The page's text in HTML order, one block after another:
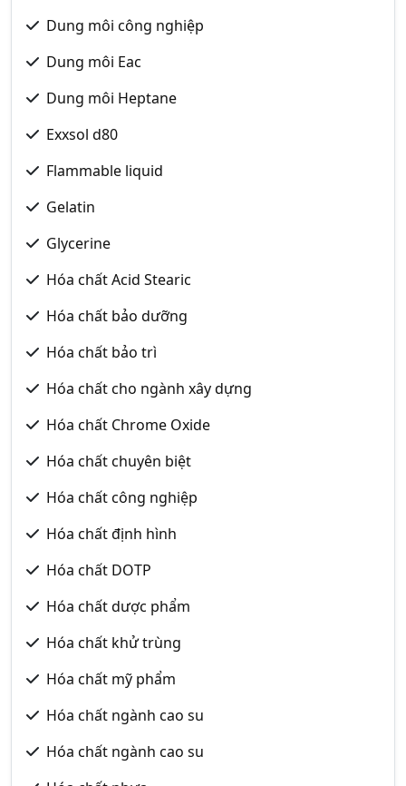
Dung môi công nghiệp
Dung môi Eac
Dung môi Heptane
Exxsol d80
Flammable liquid
Gelatin
Glycerine
Hóa chất Acid Stearic
Hóa chất bảo dưỡng
Hóa chất bảo trì
Hóa chất cho ngành xây dựng
Hóa chất Chrome Oxide
Hóa chất chuyên biệt
Hóa chất công nghiệp
Hóa chất định hình
Hóa chất DOTP
Hóa chất dược phẩm
Hóa chất khử trùng
Hóa chất mỹ phẩm
Hóa chất ngành cao su
Hóa chất ngành cao su